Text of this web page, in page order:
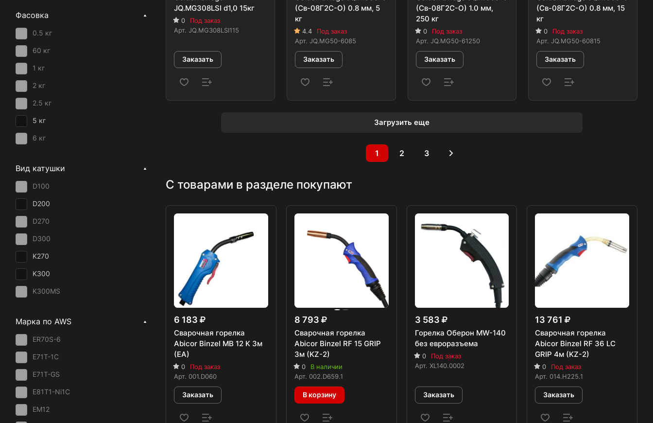
JQ.MG308LSI d1,0 15кг
0
Под заказ
Арт. JQ.MG308LSI115
Заказать
(Св-08Г2С-О) 0.8 мм, 5
кг
4.4
Под заказ
Арт. JQ.MG50-6085
Заказать
(Св-08Г2С-О) 1.0 мм,
250 кг
0
Под заказ
Арт. JQ.MG50-61250
Заказать
(Св-08Г2С-О) 0.8 мм, 15
кг
0
Под заказ
Арт.JQ.MG50-60815
Заказать
Загрузить еще
1 2 3
С товарами в разделе покупают
6 183
Сварочная горелка
Abicor Binzel MB 12 K 3м
(EA)
0
Под заказ
Арт. 001.D060
Заказать
8 793
Сварочная горелка
Abicor Binzel RF 15 GRIP
3м (KZ-2)
0
В наличии
Арт. 002.D659.1
В корзину
3 583
Горелка Оберон MW-140
без евроразъема
0
Под заказ
Арт. XL140.0002
Заказать
13 761
Сварочная горелка
Abicor Binzel RF 36 LC
GRIP 4м (KZ-2)
0
Под заказ
Арт.014.H225.1
Заказать
3.2 мм
4 мм
5 мм
Фасовка
0.5 кг
60 кг
1 кг
2 кг
2.5 кг
5 кг
6 кг
7 кг
15 кг
18 кг
20 кг
25 кг
28 кг
250 кг
Вид катушки
D100
D200
D270
D300
K270
K300
K300MS
Ариадна-500
К300АО
Марка по AWS
ER70S-6
E71T-1C
E71T-GS
E81T1-Ni1C
EM12